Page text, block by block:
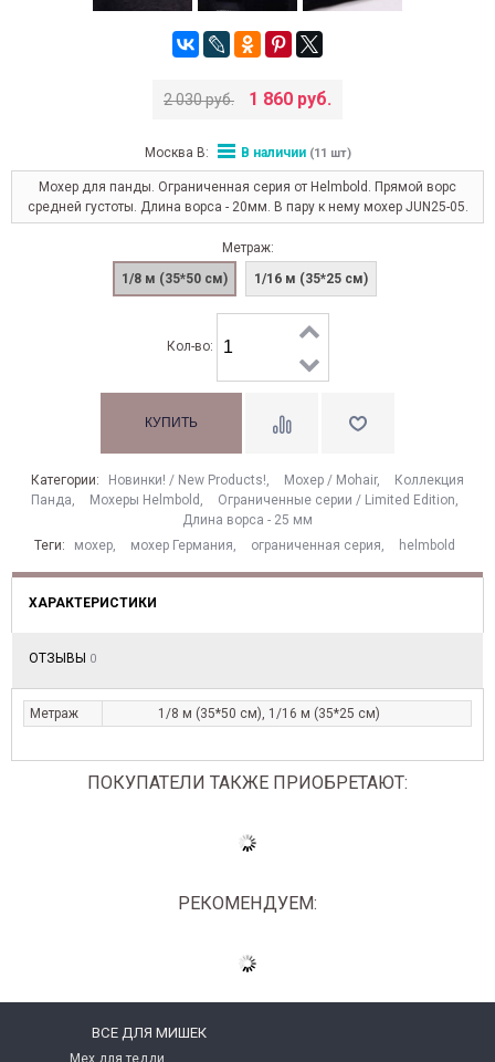
2 030 руб. 1 860 руб.
Москва В: В наличии (11 шт)
Мохер для панды. Ограниченная серия от Helmbold. Прямой ворс
средней густоты. Длина ворса - 20мм. В пару к нему мохер JUN25-05.
Метраж:
1/8 м (35*50 см)
1/16 м (35*25 см)
Кол-во:
Категории: Новинки! / New Products!, Моxер / Mohair,
Коллекция
Панда, Мохеры Helmbold , Ограниченные серии / Limited Edition,
Длина ворса - 25 мм
Теги:
мохер, мохер Германия, ограниченная серия, helmbold
ХАРАКТЕРИСТИКИ
ОТЗЫВЫ 0
Метраж 1/8 м (35*50 см), 1/16 м (35*25 см)
ПОКУПАТЕЛИ ТАКЖЕ ПРИОБРЕТАЮТ:
РЕКОМЕНДУЕМ:
ВСЕ ДЛЯ МИШЕК